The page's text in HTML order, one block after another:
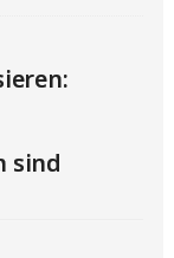
sind